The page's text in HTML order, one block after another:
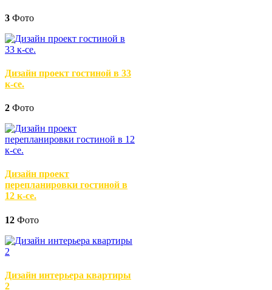
3 Фото
Дизайн проект гостиной в 33
к-се.
2 Фото
Дизайн проект
перепланировки гостиной в
12 к-се.
12 Фото
Дизайн интерьера квартиры
2